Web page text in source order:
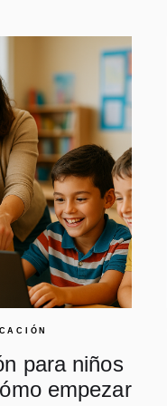
para niños
empezar